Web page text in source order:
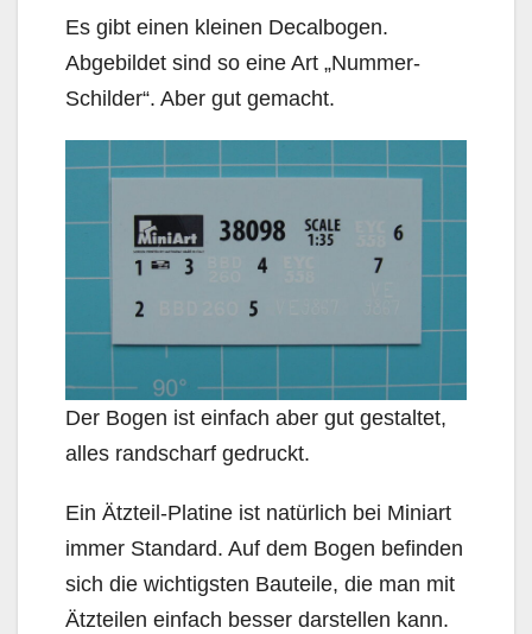
Es gibt einen kleinen Decalbogen.
Abgebildet sind so eine Art „Nummer-
Schilder“. Aber gut gemacht.
Der Bogen ist einfach aber gut gestaltet,
alles randscharf gedruckt.
Ein Ätzteil-Platine ist natürlich bei Miniart
immer Standard. Auf dem Bogen befinden
sich die wichtigsten Bauteile, die man mit
Ätzteilen einfach besser darstellen kann.